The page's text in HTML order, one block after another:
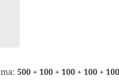
500 + 100 + 100 + 100 +